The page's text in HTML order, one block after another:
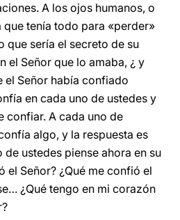
A los ojos humanos, o
que tenía todo para «perder»
que sería el secreto de su
el Señor que lo amaba, ¿ y
el Señor había confiado
en cada uno de ustedes y
confiar. A cada uno de
algo, y la respuesta es
ustedes piense ahora en su
el Señor? ¿Qué me confió el
¿Qué tengo en mi corazón